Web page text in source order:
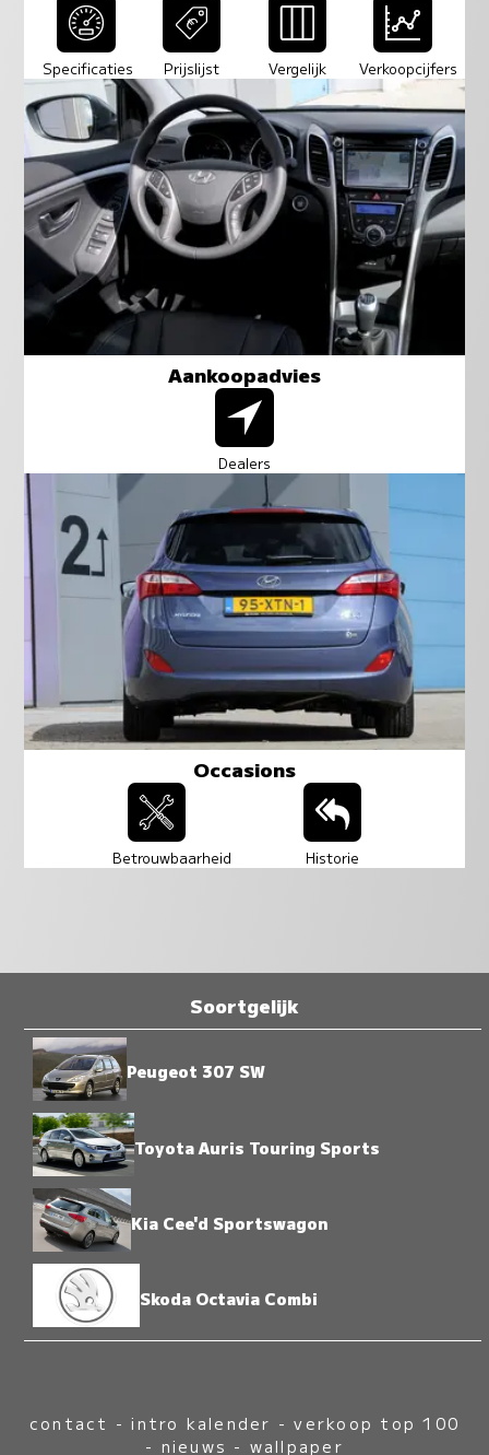
Specificaties Prijslijst Vergelijk Verkoopcijfers
Aankoopadvies
Dealers
Occasions
Betrouwbaarheid Historie
Soortgelijk
Peugeot 307 SW
Toyota Auris Touring Sports
Kia Cee'd Sportswagon
Skoda Octavia Combi
contact -intro kalender -verkoop top 100
- nieuws - wallpaper